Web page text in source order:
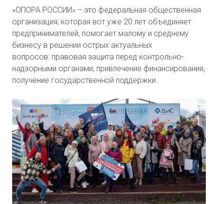
«ОПОРА РОССИИ» – это федеральная общественная
организация, которая вот уже 20 лет объединяет
предпринимателей, помогает малому и среднему
бизнесу в решении острых актуальных
вопросов: правовая защита перед контрольно-
надзорными органами, привлечение финансирования,
получение государственной поддержки.